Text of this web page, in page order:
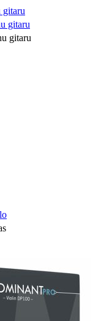
gitaru
gitaru
gitaru